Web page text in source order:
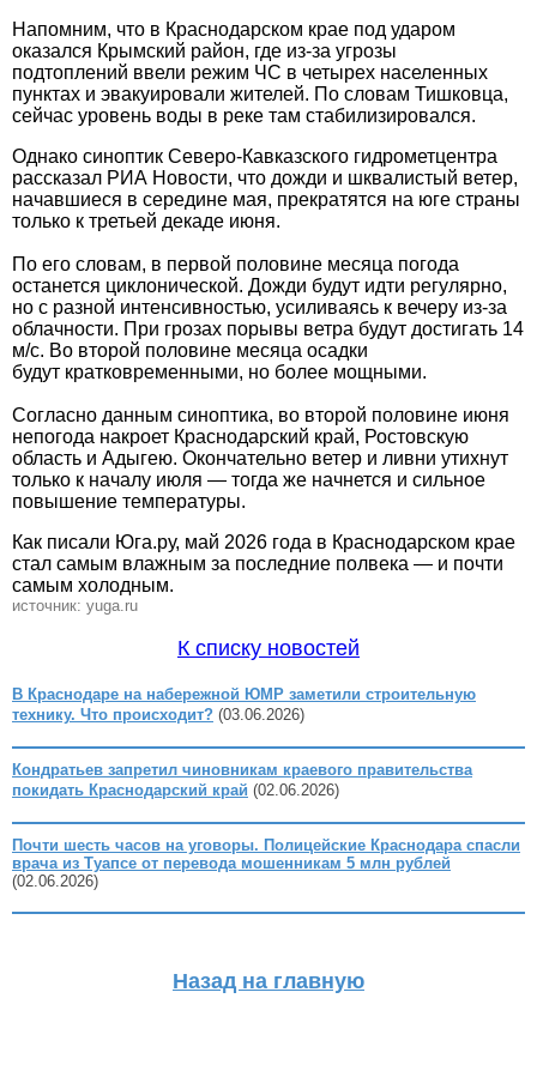
Напомним, что в Краснодарском крае под ударом
оказался Крымский район, где из-за угрозы
подтоплений ввели режим ЧС в четырех населенных
пунктах и эвакуировали жителей. По словам Тишковца,
сейчас уровень воды в реке там стабилизировался.
Однако синоптик Северо-Кавказского гидрометцентра
рассказал РИА Новости, что дожди и шквалистый ветер,
начавшиеся в середине мая, прекратятся на юге страны
только к третьей декаде июня.
По его словам, в первой половине месяца погода
останется циклонической. Дожди будут идти регулярно,
но с разной интенсивностью, усиливаясь к вечеру из-за
облачности. При грозах порывы ветра будут достигать 14
м/с. Во второй половине месяца осадки
будут кратковременными, но более мощными.
Согласно данным синоптика, во второй половине июня
непогода накроет Краснодарский край, Ростовскую
область и Адыгею. Окончательно ветер и ливни утихнут
только к началу июля — тогда же начнется и сильное
повышение температуры.
Как писали Юга.ру, май 2026 года в Краснодарском крае
стал самым влажным за последние полвека — и почти
самым холодным.
источник: yuga.ru
К списку новостей
В Краснодаре на набережной ЮМР заметили строительную
технику. Что происходит? (03.06.2026)
Кондратьев запретил чиновникам краевого правительства
покидать Краснодарский край (02.06.2026)
Почти шесть часов на уговоры. Полицейские Краснодара спасли
врача из Туапсе от перевода мошенникам 5 млн рублей
(02.06.2026)
Назад на главную